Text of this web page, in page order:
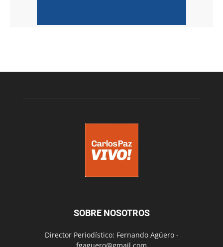
SOBRE NOSOTROS
Director Periodístico: Fernando Agüero -